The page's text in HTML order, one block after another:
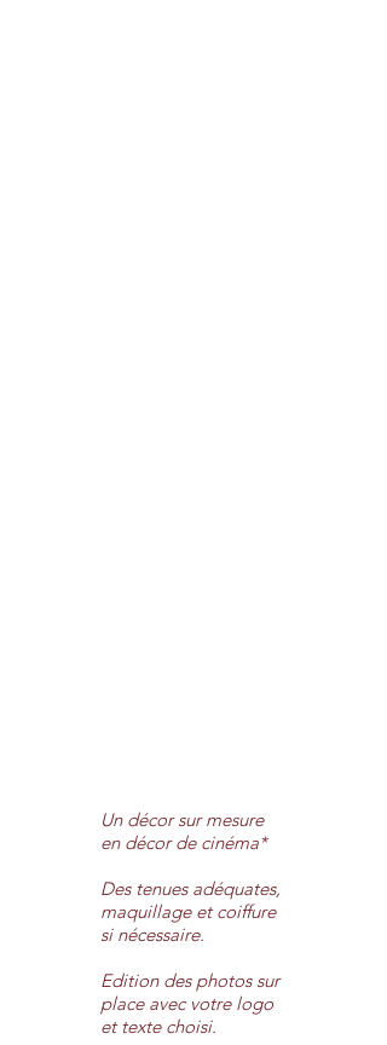
Un décor sur mesure
en décor de cinéma*
Des tenues adéquates,
maquillage et coiffure
si nécessaire.
Edition des photos sur
place avec votre logo
et texte choisi.